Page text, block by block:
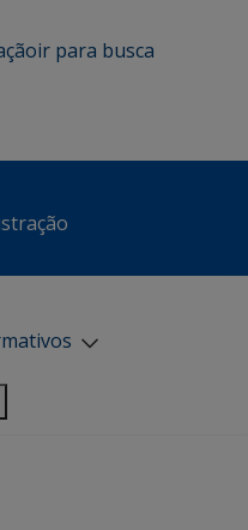
ir para busca